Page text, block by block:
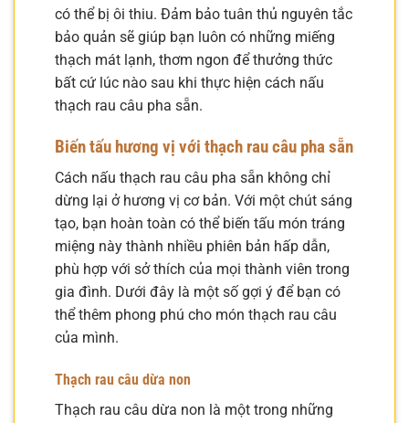
có thể bị ôi thiu. Đảm bảo tuân thủ nguyên tắc
bảo quản sẽ giúp bạn luôn có những miếng
thạch mát lạnh, thơm ngon để thưởng thức
bất cứ lúc nào sau khi thực hiện cách nấu
thạch rau câu pha sẵn.
Biến tấu hương vị với thạch rau câu pha sẵn
Cách nấu thạch rau câu pha sẵn không chỉ
dừng lại ở hương vị cơ bản. Với một chút sáng
tạo, bạn hoàn toàn có thể biến tấu món tráng
miệng này thành nhiều phiên bản hấp dẫn,
phù hợp với sở thích của mọi thành viên trong
gia đình. Dưới đây là một số gợi ý để bạn có
thể thêm phong phú cho món thạch rau câu
của mình.
Thạch rau câu dừa non
Thạch rau câu dừa non là một trong những